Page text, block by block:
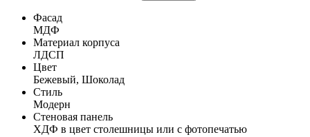
Фасад
МДФ
Материал корпуса
ЛДСП
Цвет
Бежевый, Шоколад
Стиль
Модерн
Стеновая панель
ХДФ в цвет столешницы или с фотопечатью